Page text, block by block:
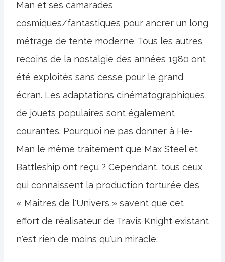
Man et ses camarades
cosmiques/fantastiques pour ancrer un long
métrage de tente moderne. Tous les autres
recoins de la nostalgie des années 1980 ont
été exploités sans cesse pour le grand
écran. Les adaptations cinématographiques
de jouets populaires sont également
courantes. Pourquoi ne pas donner à He-
Man le même traitement que Max Steel et
Battleship ont reçu ? Cependant, tous ceux
qui connaissent la production torturée des
« Maîtres de l'Univers » savent que cet
effort de réalisateur de Travis Knight existant
n'est rien de moins qu'un miracle.